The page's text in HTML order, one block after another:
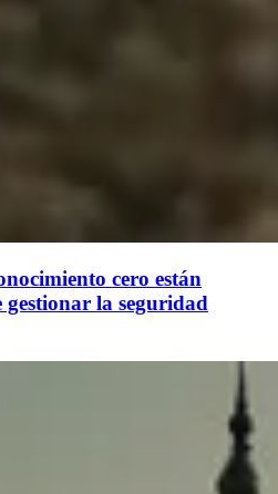
cero están
la seguridad